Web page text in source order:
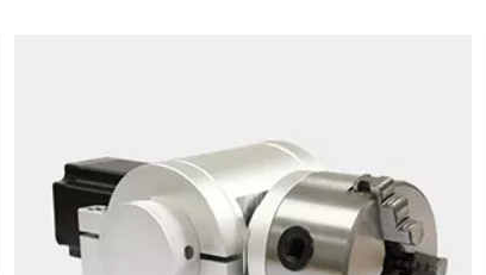
Mẫu máy đánh dấu Mẫu máy đánh dấu
Hệ thống quay